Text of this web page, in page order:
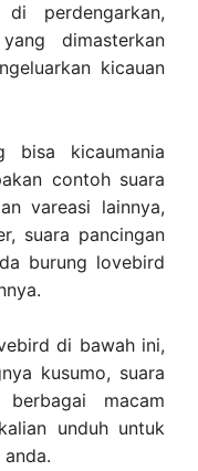
perdengarkan,
dimasterkan
kicauan
bisa kicaumania
contoh suara
vareasi lainnya,
suara pancingan
burung lovebird
di bawah ini,
kusumo, suara
macam
unduh untuk